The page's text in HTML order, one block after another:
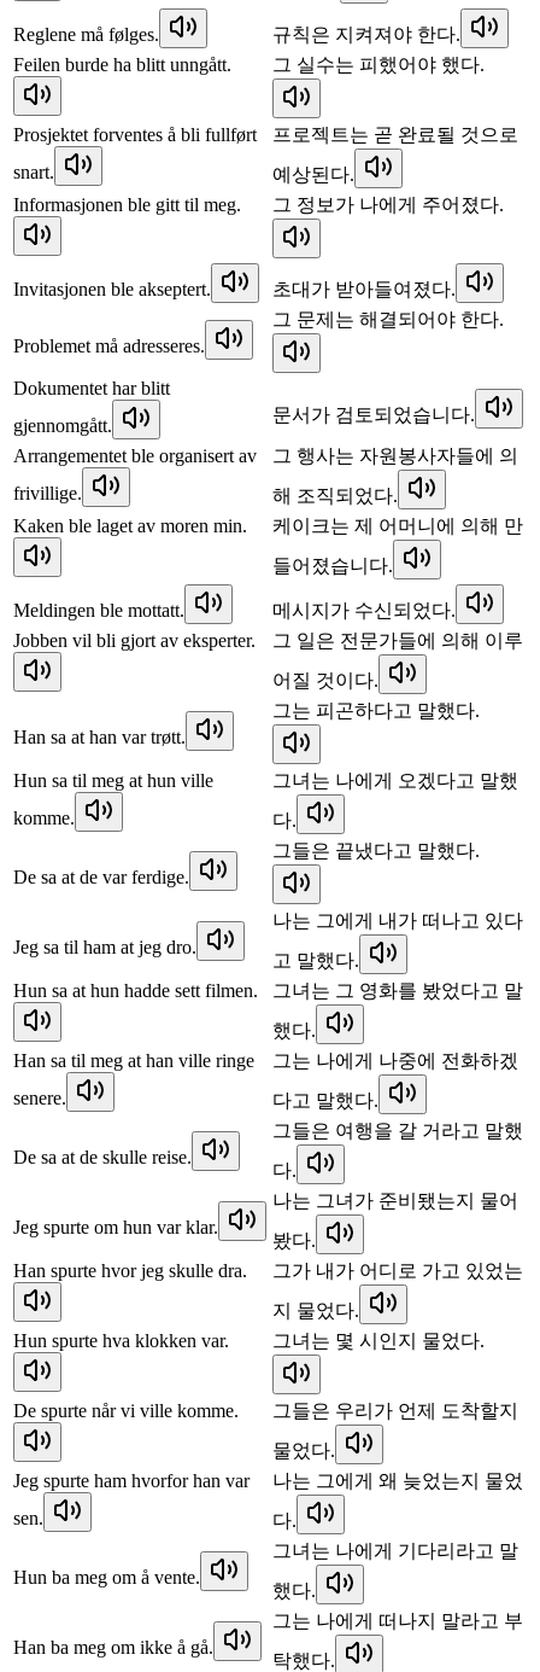
Reglene må følges.
규칙은 지켜져야 한다.
Feilen burde ha blitt unngått.
그 실수는 피했어야 했다.
Prosjektet forventes å bli fullført
snart.
프로젝트는 곧 완료될 것으로
예상된다.
Informasjonen ble gitt til meg.
그 정보가 나에게 주어졌다.
Invitasjonen ble akseptert. 초대가 받아들여졌다.
Problemet må adresseres.
그 문제는 해결되어야 한다.
Dokumentet har blitt
gjennomgått.
문서가 검토되었습니다.
Arrangementet ble organisert av
frivillige.
그 행사는 자원봉사자들에 의
해 조직되었다.
Kaken ble laget av moren min.
케이크는 제 어머니에 의해 만
들어졌습니다.
Meldingen ble mottatt.
메시지가 수신되었다.
Jobben vil bli gjort av eksperter.
그 일은 전문가들에 의해 이루
어질 것이다.
Han sa at han var trøtt.
그는 피곤하다고 말했다.
Hun sa til meg at hun ville
komme.
그녀는 나에게 오겠다고 말했
다.
De sa at de var ferdige.
그들은 끝냈다고 말했다.
Jeg sa til ham at jeg dro.
나는 그에게 내가 떠나고 있다
고 말했다.
Hun sa at hun hadde sett filmen.
그녀는 그 영화를 봤었다고 말
했다.
Han sa til meg at han ville ringe
senere.
그는 나에게 나중에 전화하겠
다고 말했다.
De sa at de skulle reise.
그들은 여행을 갈 거라고 말했
다.
Jeg spurte om hun var klar.
나는 그녀가 준비됐는지 물어
봤다.
Han spurte hvor jeg skulle dra.
그가 내가 어디로 가고 있었는
지 물었다.
Hun spurte hva klokken var.
그녀는 몇 시인지 물었다.
De spurte når vi ville komme.
그들은 우리가 언제 도착할지
물었다.
Jeg spurte ham hvorfor han var
sen.
나는 그에게 왜 늦었는지 물었
다.
Hun ba meg om å vente.
그녀는 나에게 기다리라고 말
했다.
Han ba meg om ikke å gå.
그는 나에게 떠나지 말라고 부
탁했다.